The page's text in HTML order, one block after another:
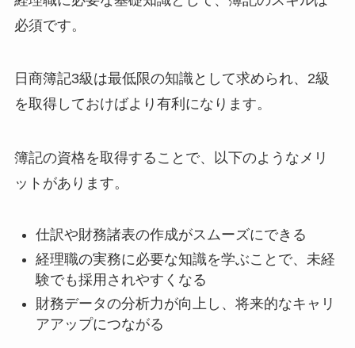
必須です。
日商簿記3級は最低限の知識として求められ、2級
を取得しておけばより有利になります。
簿記の資格を取得することで、以下のようなメリ
ットがあります。
仕訳や財務諸表の作成がスムーズにできる
経理職の実務に必要な知識を学ぶことで、未経
験でも採用されやすくなる
財務データの分析力が向上し、将来的なキャリ
アアップにつながる